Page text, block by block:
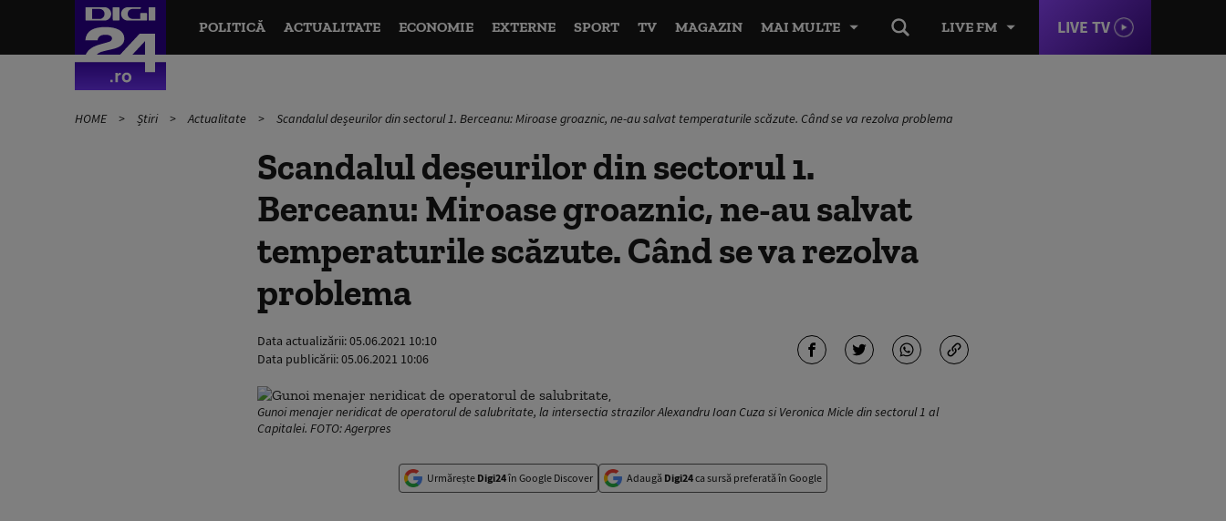
LIVE FM LIVE TV
POLITICĂ ACTUALITATE ECONOMIE EXTERNE SPORT TV MAGAZIN MAI MULTE
HOME Știri Actualitate Scandalul deșeurilor din sectorul 1. Berceanu: Miroase groaznic, ne-au salvat temperaturile scăzute. Când se va rezolva problema
Scandalul deșeurilor din sectorul 1.
Berceanu: Miroase groaznic, ne-au salvat
temperaturile scăzute. Când se va rezolva
problema
Data actualizării:05.06.2021 10:10
Data publicării:05.06.2021 10:06
Gunoi menajer neridicat de operatorul de salubritate, la intersectia strazilor Alexandru Ioan Cuza si Veronica Micle din sectorul 1 al
Capitalei. FOTO: Agerpres
Urmărește Digi24în Google Discover Adaugă Digi24ca sursă preferată în Google